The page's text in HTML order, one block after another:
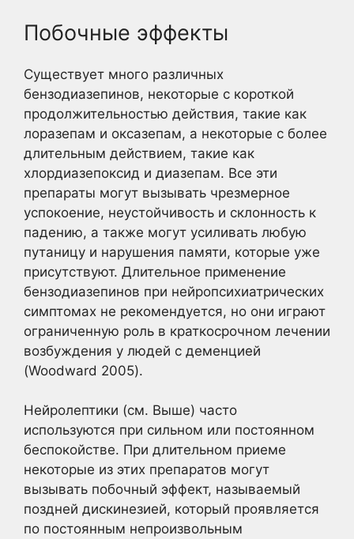
Побочные эффекты
Существует много различных
бензодиазепинов, некоторые с короткой
продолжительностью действия, такие как
лоразепам и оксазепам, а некоторые с более
длительным действием, такие как
хлордиазепоксид и диазепам. Все эти
препараты могут вызывать чрезмерное
успокоение, неустойчивость и склонность к
падению, а также могут усиливать любую
путаницу и нарушения памяти, которые уже
присутствуют. Длительное применение
бензодиазепинов при нейропсихиатрических
симптомах не рекомендуется, но они играют
ограниченную роль в краткосрочном лечении
возбуждения у людей с деменцией
(Woodward 2005).
Нейролептики (см. Выше) часто
используются при сильном или постоянном
беспокойстве. При длительном приеме
некоторые из этих препаратов могут
вызывать побочный эффект, называемый
поздней дискинезией, который проявляется
по постоянным непроизвольным